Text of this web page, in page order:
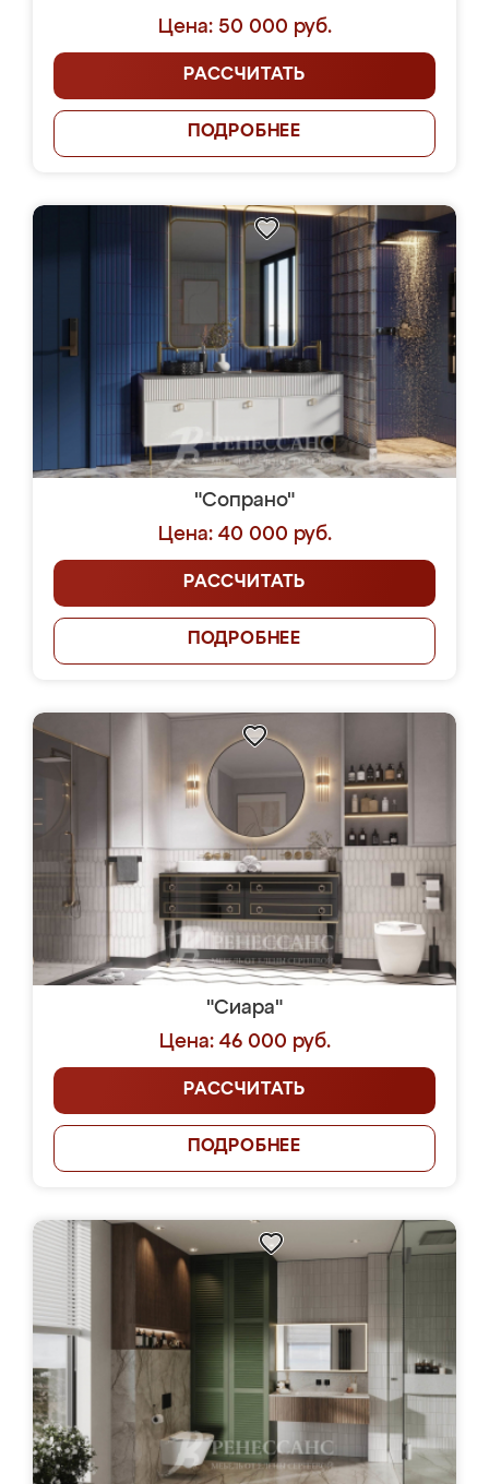
Цена: 50 000 руб.
РАССЧИТАТЬ
ПОДРОБНЕЕ
"Сопрано"
Цена: 40 000 руб.
РАССЧИТАТЬ
ПОДРОБНЕЕ
"Сиара"
Цена: 46 000 руб.
РАССЧИТАТЬ
ПОДРОБНЕЕ